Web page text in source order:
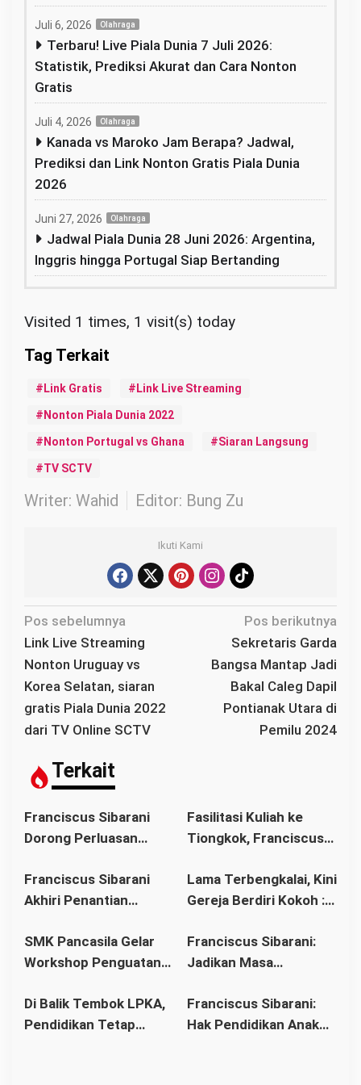
Juli 6, 2026 Olahraga
Terbaru! Live Piala Dunia 7 Juli 2026:
Statistik, Prediksi Akurat dan Cara Nonton
Gratis
Juli 4, 2026 Olahraga
Kanada vs Maroko Jam Berapa? Jadwal,
Prediksi dan Link Nonton Gratis Piala Dunia
2026
Juni 27, 2026 Olahraga
Jadwal Piala Dunia 28 Juni 2026: Argentina,
Inggris hingga Portugal Siap Bertanding
Visited 1 times, 1 visit(s) today
Link Gratis Link Live Streaming
Nonton Piala Dunia 2022
Nonton Portugal vs Ghana Siaran Langsung
TV SCTV
Writer: Wahid Editor: Bung Zu
Ikuti Kami
N
a
v
i
g
a
p
o
s
Pos sebelumnya
Link Live Streaming
Nonton Uruguay vs
Korea Selatan, siaran
gratis Piala Dunia 2022
dari TV Online SCTV
Pos berikutnya
Sekretaris Garda
Bangsa Mantap Jadi
Bakal Caleg Dapil
Pontianak Utara di
Pemilu 2024
Terkait
Franciscus Sibarani
Dorong Perluasan
sebagai Upaya Cegah
Pernikahan Dini di
Fasilitasi Kuliah ke
Tiongkok, Franciscus
Tua Dukung Pendidikan
Anak
Franciscus Sibarani
Akhiri Penantian
Bawat Keuskupan
Agung Pontianak,
Berdiri
Lama Terbengkalai, Kini
Gereja Berdiri Kokoh :
Wujudkan Politik
Bonum Commune di
Pahonk LANDAK
SMK Pancasila Gelar
Workshop Penguatan
Standar Nasional
Pendidikan
Franciscus Sibarani:
Jadikan Masa
Titik Balik Menata
Masa Depan
Di Balik Tembok LPKA,
Pendidikan Tetap
Franciscus Sibarani:
Hak Pendidikan Anak